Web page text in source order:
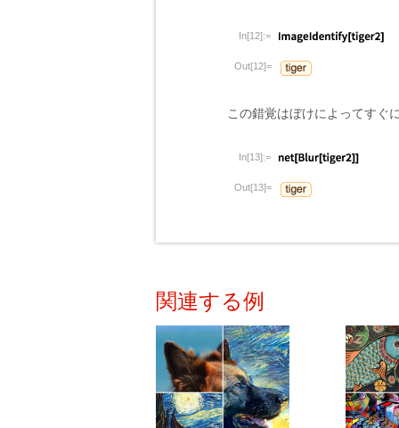
In[12]:=
Out[12]=
この錯覚はぼけによってすぐ
In[13]:=
Out[13]=
関連する例